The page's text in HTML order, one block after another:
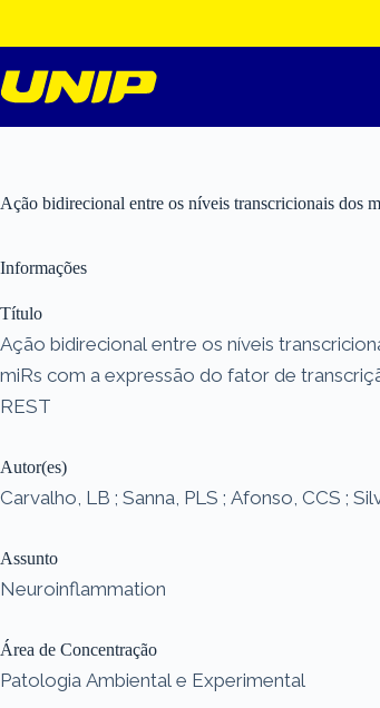
o
conteúdo
Ação bidirecional entre os níveis transcricionais dos
Informações
Título
Ação bidirecional entre os níveis
miRs com a expressão do fator de
REST
Autor(es)
Carvalho, LB ; Sanna, PLS ; Afonso, CCS ;
Assunto
Neuroinflammation
Área de Concentração
Patologia Ambiental e Experimental